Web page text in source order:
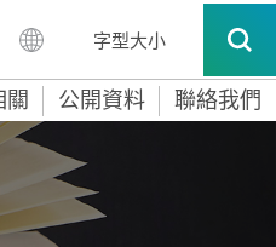
字型大小
關 公開資料 聯絡我們